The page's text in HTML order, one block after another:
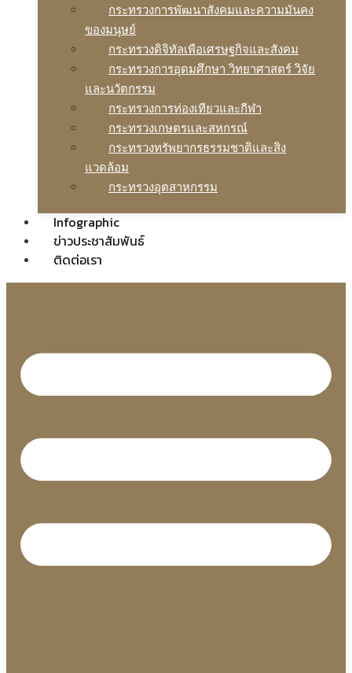
กระทรวงการพัฒนาสังคมและความมันคง
ของมนุษย์
กระทรวงดิจิทัลเพือเศรษฐกิจและสังคม
กระทรวงการอุดมศึกษา วิทยาศาสตร์ วิจัย
และนวัตกรรม
กระทรวงการท่องเทียวและกีฬา
กระทรวงเกษตรและสหกรณ์
กระทรวงทรัพยากรธรรมชาติและสิง
แวดล้อม
กระทรวงอุตสาหกรรม
Infographic
ข่าวประชาสัมพันธ์
ติดต่อเรา